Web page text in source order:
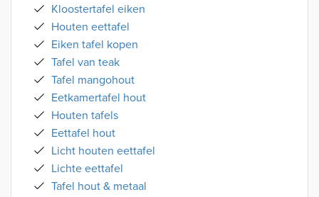
Kloostertafel eiken
Houten eettafel
Eiken tafel kopen
Tafel van teak
Tafel mangohout
Eetkamertafel hout
Houten tafels
Eettafel hout
Licht houten eettafel
Lichte eettafel
Tafel hout & metaal